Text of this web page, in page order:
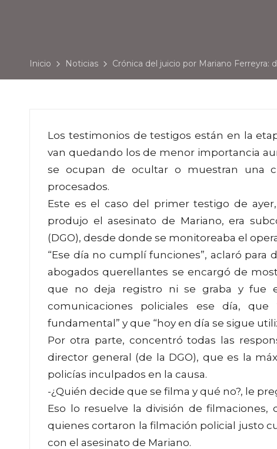
Inicio Noticias Crónica del juicio por Mariano Ferreyra:
Los testimonios de testigos están en la
van quedando los de menor importancia
se ocupan de ocultar o muestran una
procesados.
Este es el caso del primer testigo de
produjo el asesinato de Mariano, era
(DGO), desde donde se monitoreaba el
“Ese día no cumplí funciones”, aclaró
abogados querellantes se encargó de
que no deja registro ni se graba y fue
comunicaciones policiales ese día,
fundamental” y que “hoy en día se sigue
Por otra parte, concentró todas las
director general (de la DGO), que es la
policías inculpados en la causa.
-¿Quién decide que se filma y qué no?, le
Eso lo resuelve la división de
quienes cortaron la filmación policial justo
con el asesinato de Mariano.